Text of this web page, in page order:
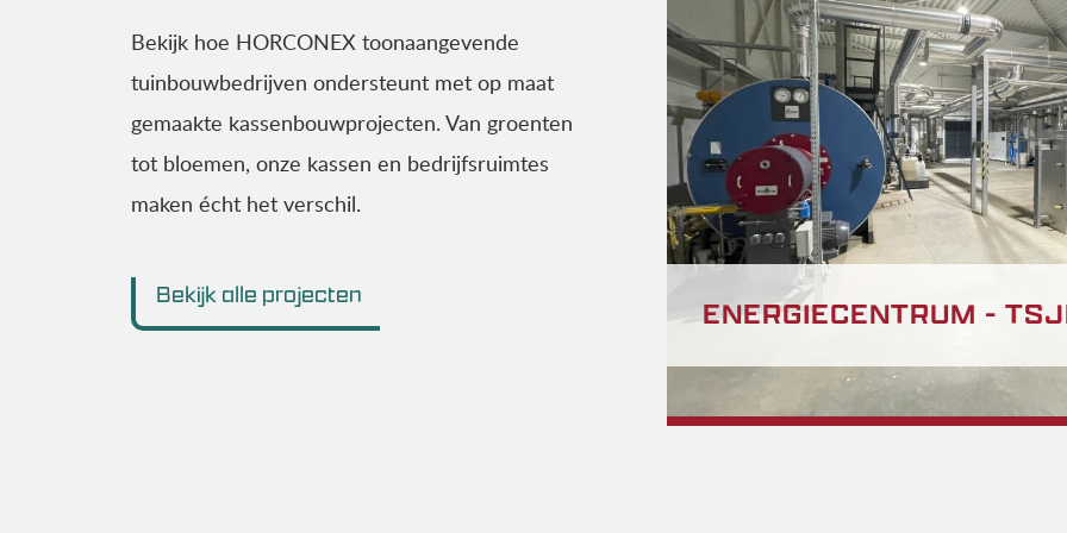
Bekijk hoe HORCONEX toonaangevende
tuinbouwbedrijven ondersteunt met op maat
gemaakte kassenbouwprojecten. Van groenten
tot bloemen, onze kassen en bedrijfsruimtes
maken écht het verschil.
Bekijk alle projecten
ENERGIECENTRUM -